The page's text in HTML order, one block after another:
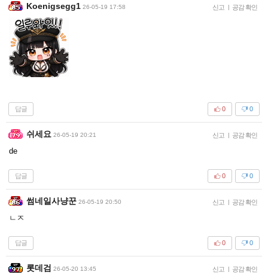
Koenigsegg1 26-05-19 17:58 신고 | 공감 확인
답글 0
0
쉬세요 26-05-19 20:21 신고 | 공감 확인
de
답글 0
0
썸네일사냥꾼 26-05-19 20:50 신고 | 공감 확인
ㄴㅈ
답글 0
0
롯데검 26-05-20 13:45 신고 | 공감 확인